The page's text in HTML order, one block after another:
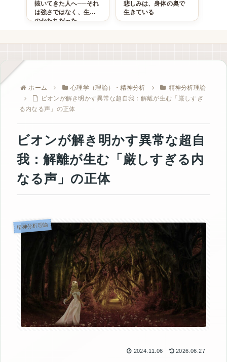
抜いてきた人へ──それ
は強さではなく、生存
のかたちだった
悲しみは、身体の奥で
生きている
ホーム 心理学（理論）・精神分析
精神分析理論
ビオンが解き明かす異常な超自我：解離が生む「厳しすぎ
る内なる声」の正体
ビオンが解き明かす異常な超自
我：解離が生む「厳しすぎる内
なる声」の正体
精神分析理論
2024.11.06 2026.06.27